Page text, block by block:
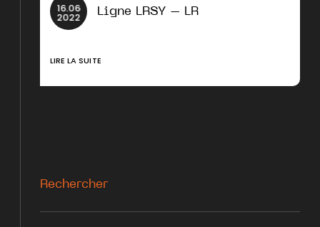
16.06
2022 Ligne LRSY – LR
LIRE LA SUITE
Rechercher